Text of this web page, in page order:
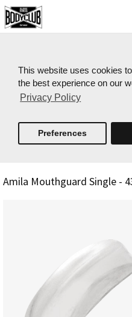
This website uses cookies
the best experience on our
Privacy Policy
Preferences
Amila Mouthguard Single -